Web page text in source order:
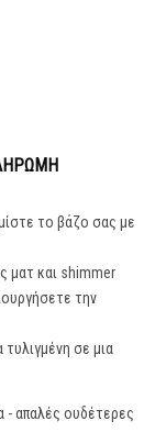
το βάζο σας με
ματ και shimmer
την
σε μια
- απαλές ουδέτερες